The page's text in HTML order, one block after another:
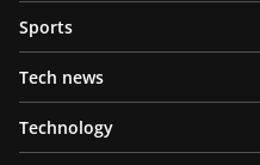
Sports
Tech news
Technology